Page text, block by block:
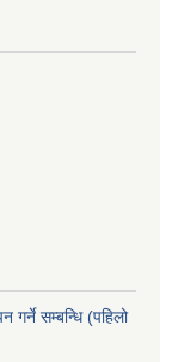
गर्ने सम्बन्धि (पहिलो